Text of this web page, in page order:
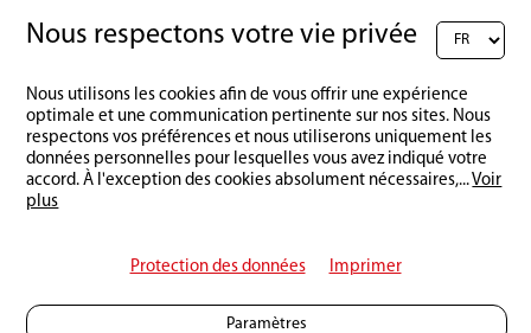
Retour à l'aperçu
Nous respectons votre vie privée
Nous utilisons les cookies afin de vous offrir une expérience
optimale et une communication pertinente sur nos sites. Nous
respectons vos préférences et nous utiliserons uniquement les
données personnelles pour lesquelles vous avez indiqué votre
accord. À l'exception des cookies absolument nécessaires,...Voir
plus
Protection des données Imprimer
Paramètres